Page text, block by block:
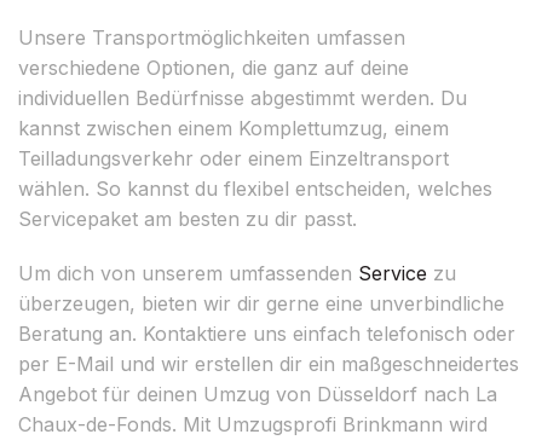
Unsere Transportmöglichkeiten umfassen
verschiedene Optionen, die ganz auf deine
individuellen Bedürfnisse abgestimmt werden. Du
kannst zwischen einem Komplettumzug, einem
Teilladungsverkehr oder einem Einzeltransport
wählen. So kannst du flexibel entscheiden, welches
Servicepaket am besten zu dir passt.
Um dich von unserem umfassenden Service zu
überzeugen, bieten wir dir gerne eine unverbindliche
Beratung an. Kontaktiere uns einfach telefonisch oder
per E-Mail und wir erstellen dir ein maßgeschneidertes
Angebot für deinen Umzug von Düsseldorf nach La
Chaux-de-Fonds. Mit Umzugsprofi Brinkmann wird